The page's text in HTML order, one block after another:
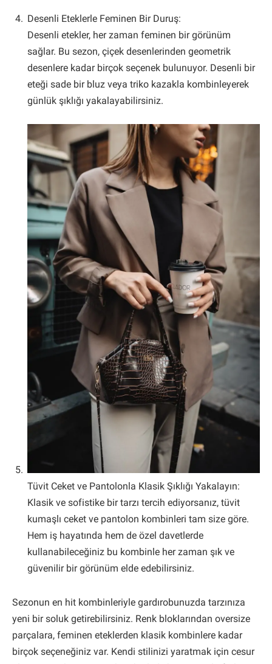
Desenli Eteklerle Feminen Bir Duruş:
Desenli etekler, her zaman feminen bir görünüm
sağlar. Bu sezon, çiçek desenlerinden geometrik
desenlere kadar birçok seçenek bulunuyor. Desenli bir
eteği sade bir bluz veya triko kazakla kombinleyerek
günlük şıklığı yakalayabilirsiniz.
Tüvit Ceket ve Pantolonla Klasik Şıklığı Yakalayın:
Klasik ve sofistike bir tarzı tercih ediyorsanız, tüvit
kumaşlı ceket ve pantolon kombinleri tam size göre.
Hem iş hayatında hem de özel davetlerde
kullanabileceğiniz bu kombinle her zaman şık ve
güvenilir bir görünüm elde edebilirsiniz.
Sezonun en hit kombinleriyle gardırobunuzda tarzınıza
yeni bir soluk getirebilirsiniz. Renk bloklarından oversize
parçalara, feminen eteklerden klasik kombinlere kadar
birçok seçeneğiniz var. Kendi stilinizi yaratmak için cesur